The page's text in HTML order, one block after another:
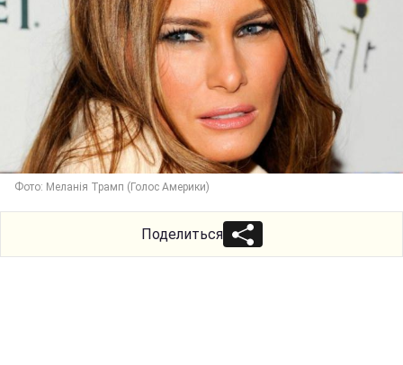
Фото: Меланія Трамп (Голос Америки)
Поделиться